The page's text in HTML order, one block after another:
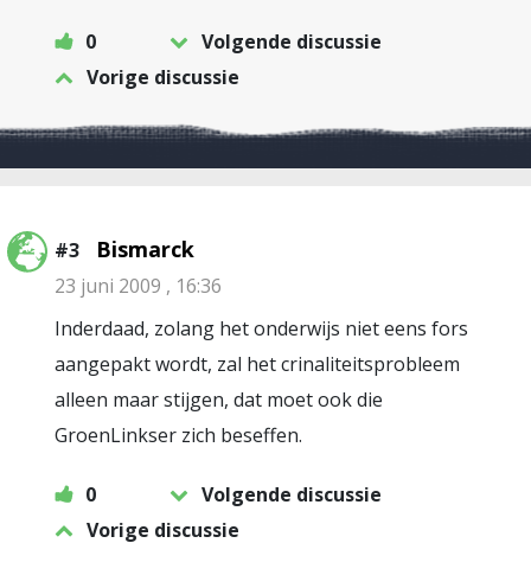
0
Volgende discussie
Vorige discussie
#3 Bismarck
23 juni 2009 , 16:36
Inderdaad, zolang het onderwijs niet eens fors
aangepakt wordt, zal het crinaliteitsprobleem
alleen maar stijgen, dat moet ook die
GroenLinkser zich beseffen.
0
Volgende discussie
Vorige discussie